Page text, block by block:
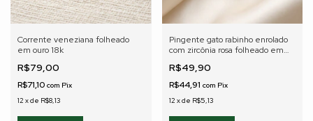
Corrente veneziana folheado
em ouro 18k
R$79,00
R$71,10 com Pix
12 xde R$8,13
Pingente gato rabinho enrolado
com zircônia rosa folheado em
R$49,90
R$44,91 com Pix
12 xde R$5,13